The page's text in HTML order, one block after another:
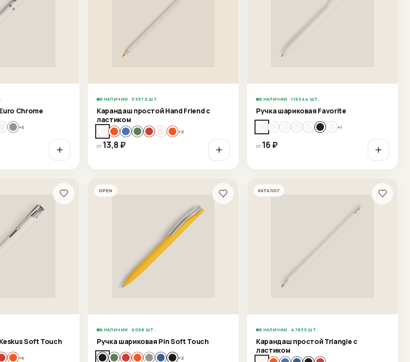
Chrome
+5
В НАЛИЧИИ · 59972 ШТ.
Карандаш простой Hand Friend с
ластиком
+2
от 13,8₽
В НАЛИЧИИ · 116944 ШТ.
Ручка шариковая Favorite
+1
от 16₽
Soft Touch
+6
OPEN
В НАЛИЧИИ · 6058 ШТ.
Ручка шариковая Pin Soft Touch
+2
КАТАЛОГ
В НАЛИЧИИ · 47835 ШТ.
Карандаш простой Triangle с
ластиком